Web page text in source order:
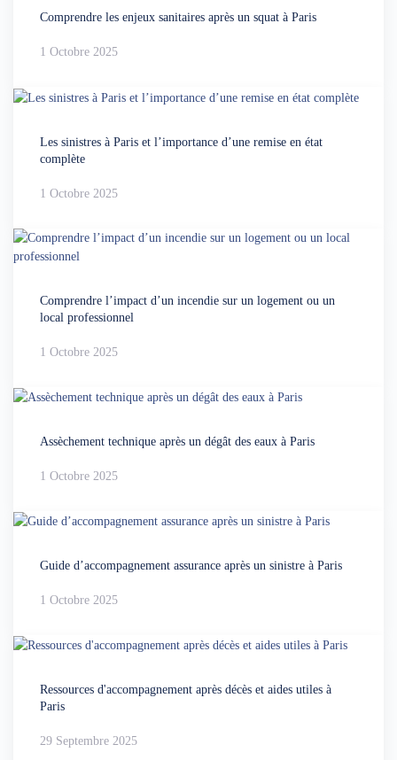
Comprendre les enjeux sanitaires après un squat à Paris
1 Octobre 2025
Les sinistres à Paris et l’importance d’une remise en état
complète
1 Octobre 2025
Comprendre l’impact d’un incendie sur un logement ou un
local professionnel
1 Octobre 2025
Assèchement technique après un dégât des eaux à Paris
1 Octobre 2025
Guide d’accompagnement assurance après un sinistre à Paris
1 Octobre 2025
Ressources d'accompagnement après décès et aides utiles à
Paris
29 Septembre 2025